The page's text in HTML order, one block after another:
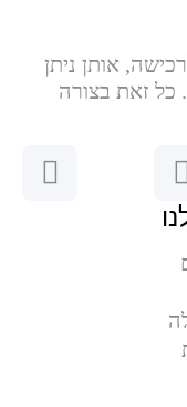
אותן ניתן
זאת בצורה